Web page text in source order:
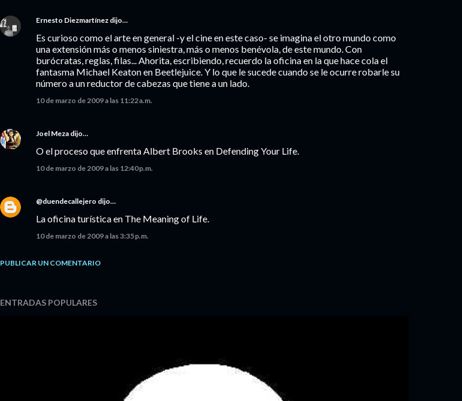
Ernesto Diezmartínez dijo…
Es curioso como el arte en general -y el cine en este caso- se imagina el otro mundo como
una extensión más o menos siniestra, más o menos benévola, de este mundo. Con
burócratas, reglas, filas... Ahorita, escribiendo, recuerdo la oficina en la que hace cola el
fantasma Michael Keaton en Beetlejuice. Y lo que le sucede cuando se le ocurre robarle su
número a un reductor de cabezas que tiene a un lado.
10 de marzo de 2009 a las 11:22 a.m.
Joel Meza dijo…
O el proceso que enfrenta Albert Brooks en Defending Your Life.
10 de marzo de 2009 a las 12:40 p.m.
@duendecallejero dijo…
La oficina turística en The Meaning of Life.
10 de marzo de 2009 a las 3:35 p.m.
PUBLICAR UN COMENTARIO
ENTRADAS POPULARES